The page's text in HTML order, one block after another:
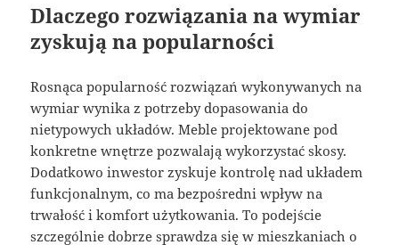
Dlaczego rozwiązania na wymiar
zyskują na popularności
Rosnąca popularność rozwiązań wykonywanych na
wymiar wynika z potrzeby dopasowania do
nietypowych układów. Meble projektowane pod
konkretne wnętrze pozwalają wykorzystać skosy.
Dodatkowo inwestor zyskuje kontrolę nad układem
funkcjonalnym, co ma bezpośredni wpływ na
trwałość i komfort użytkowania. To podejście
szczególnie dobrze sprawdza się w mieszkaniach o